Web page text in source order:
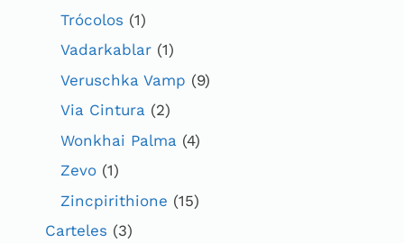
Trócolos (1)
Vadarkablar (1)
Veruschka Vamp (9)
Via Cintura (2)
Wonkhai Palma (4)
Zevo (1)
Zincpirithione (15)
Carteles (3)